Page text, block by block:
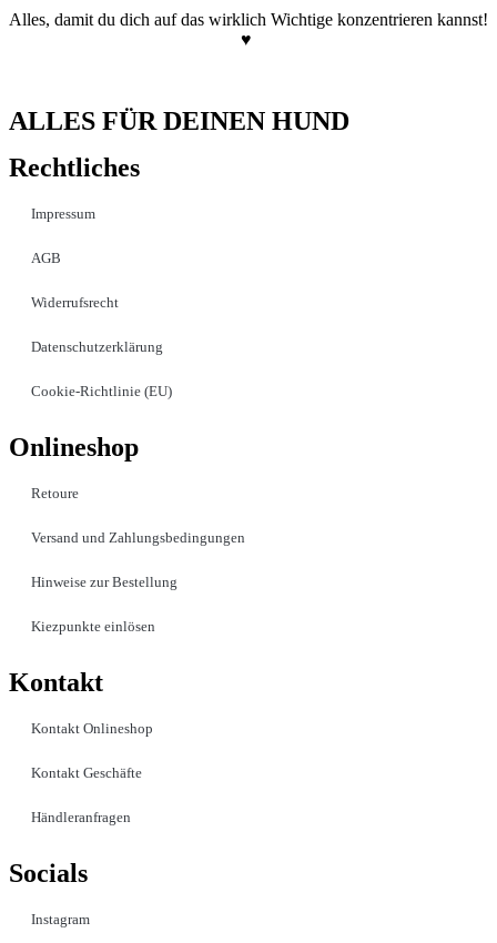
Alles, damit du dich auf das wirklich Wichtige konzentrieren kannst!
♥
ALLES FÜR DEINEN HUND
Rechtliches
Impressum
AGB
Widerrufsrecht
Datenschutzerklärung
Cookie-Richtlinie (EU)
Onlineshop
Retoure
Versand und Zahlungsbedingungen
Hinweise zur Bestellung
Kiezpunkte einlösen
Kontakt​
Kontakt Onlineshop
Kontakt Geschäfte
Händleranfragen
Socials
Instagram